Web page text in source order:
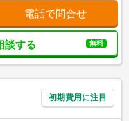
電話で問合せ
談する 無料
初期費用に注目